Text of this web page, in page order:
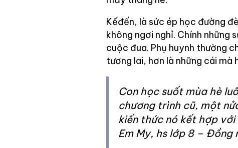
Kếđến, là sức ép học đường
không ngơi nghỉ. Chính
cuộc đua. Phụ huynh thường
tương lai, hơn là những cái
Con học suốt mùa hè
chương trình cũ, một
kiến thức nó kết hợp với
Em My, hs lớp 8 – Đồng